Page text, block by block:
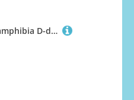
Cobi 3110 DUKW amphibia D-day, Large, bunt